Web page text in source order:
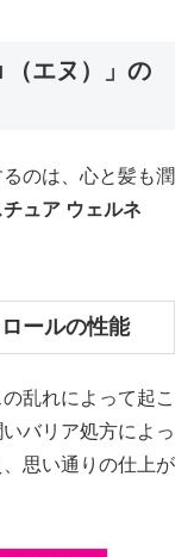
（エヌ）」の
るのは、心と髪も潤
チュア ウェルネ
ールの性能
乱れによって起こ
バリア処方によっ
思い通りの仕上が